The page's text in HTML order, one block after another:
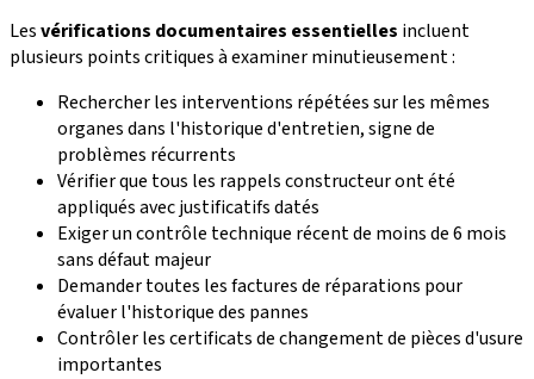
Lesvérifications documentaires essentielles incluent
plusieurs points critiques à examiner minutieusement :
Rechercher les interventions répétées sur les mêmes
organes dans l'historique d'entretien, signe de
problèmes récurrents
Vérifier que tous les rappels constructeur ont été
appliqués avec justificatifs datés
Exiger un contrôle technique récent de moins de 6 mois
sans défaut majeur
Demander toutes les factures de réparations pour
évaluer l'historique des pannes
Contrôler les certificats de changement de pièces d'usure
importantes